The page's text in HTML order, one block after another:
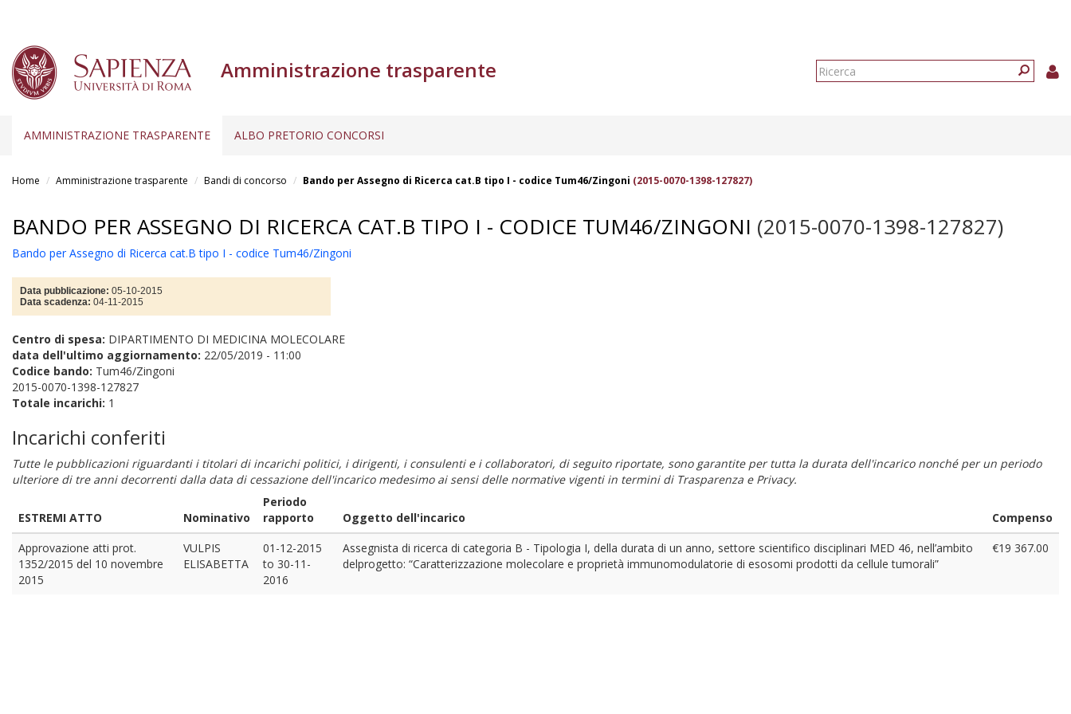
Amministrazione trasparente
Form
AMMINISTRAZIONE TRASPARENTE ALBO PRETORIO CONCORSI
Home Amministrazione trasparente Bandi di concorso Bando per Assegno di Ricerca cat.B tipo I - codice Tum46/Zingoni (2015-0070-1398-127827)
BANDO PER ASSEGNO DI RICERCA CAT.B TIPO I - CODICE TUM46/ZINGONI (2015-0070-1398-127827)
Bando per Assegno di Ricerca cat.B tipo I - codice Tum46/Zingoni
Data pubblicazione: 05-10-2015
Data scadenza: 04-11-2015
Centro di spesa: DIPARTIMENTO DI MEDICINA MOLECOLARE
data dell'ultimo aggiornamento: 22/05/2019 - 11:00
Codice bando: Tum46/Zingoni
2015-0070-1398-127827
Totale incarichi: 1
Incarichi conferiti
Tutte le pubblicazioni riguardanti i titolari di incarichi politici, i dirigenti, i consulenti e i collaboratori, di seguito riportate, sono garantite per tutta la durata dell'incarico nonché per un periodo
ulteriore di tre anni decorrenti dalla data di cessazione dell'incarico medesimo ai sensi delle normative vigenti in termini di Trasparenza e Privacy.
ESTREMI ATTO Nominativo
Periodo
rapporto
Oggetto dell'incarico
Compenso
Approvazione atti prot.
1352/2015 del 10 novembre
2015
VULPIS
ELISABETTA
01-12-2015
to 30-11-
2016
Assegnista di ricerca di categoria B - Tipologia I, della durata di un anno, settore scientifico disciplinari MED 46, nell’ambito
delprogetto: “Caratterizzazione molecolare e proprietà immunomodulatorie di esosomi prodotti da cellule tumorali”
€19 367.00